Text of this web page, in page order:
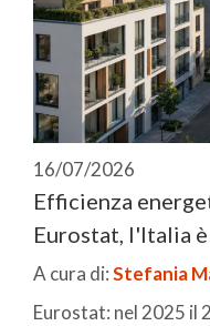
16/07/2026
Efficienza
Eurostat, l'Italia
A cura di:Stefania
Eurostat: nel 2025 il